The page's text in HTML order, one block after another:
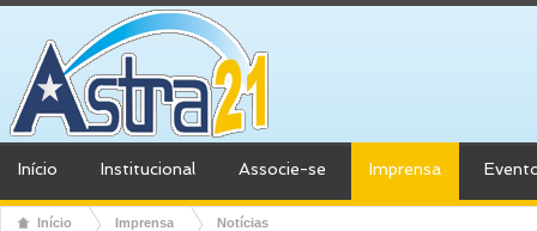
Início Institucional Associe-se Imprensa
Início Imprensa Notícias